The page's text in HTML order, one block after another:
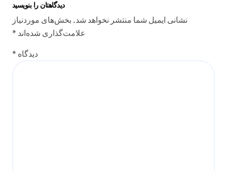
دیدگاهتان را بنویسید
نشانی ایمیل شما منتشر نخواهد شد. بخش‌های موردنیاز
علامت‌گذاری شده‌اند *
دیدگاه *